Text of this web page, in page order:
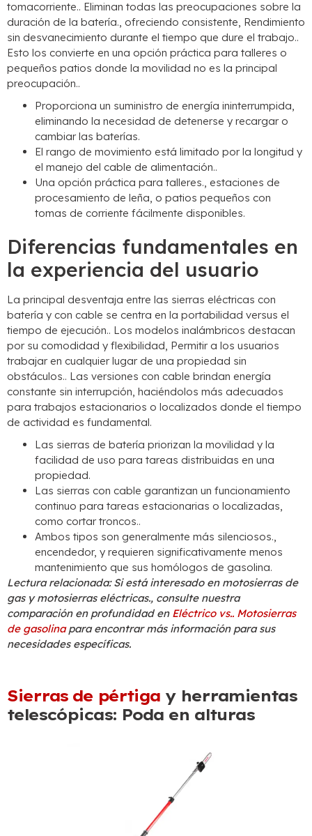
tomacorriente.. Eliminan todas las preocupaciones sobre la
duración de la batería., ofreciendo consistente, Rendimiento
sin desvanecimiento durante el tiempo que dure el trabajo..
Esto los convierte en una opción práctica para talleres o
pequeños patios donde la movilidad no es la principal
preocupación..
Proporciona un suministro de energía ininterrumpida,
eliminando la necesidad de detenerse y recargar o
cambiar las baterías.
El rango de movimiento está limitado por la longitud y
el manejo del cable de alimentación..
Una opción práctica para talleres., estaciones de
procesamiento de leña, o patios pequeños con
tomas de corriente fácilmente disponibles.
Diferencias fundamentales en
la experiencia del usuario
La principal desventaja entre las sierras eléctricas con
batería y con cable se centra en la portabilidad versus el
tiempo de ejecución.. Los modelos inalámbricos destacan
por su comodidad y flexibilidad, Permitir a los usuarios
trabajar en cualquier lugar de una propiedad sin
obstáculos.. Las versiones con cable brindan energía
constante sin interrupción, haciéndolos más adecuados
para trabajos estacionarios o localizados donde el tiempo
de actividad es fundamental.
Las sierras de batería priorizan la movilidad y la
facilidad de uso para tareas distribuidas en una
propiedad.
Las sierras con cable garantizan un funcionamiento
continuo para tareas estacionarias o localizadas,
como cortar troncos..
Ambos tipos son generalmente más silenciosos.,
encendedor, y requieren significativamente menos
mantenimiento que sus homólogos de gasolina.
Lectura relacionada: Si está interesado en motosierras de
gas y motosierras eléctricas., consulte nuestra
comparación en profundidad en Eléctrico vs.. Motosierras
de gasolinapara encontrar más información para sus
necesidades específicas.
Sierras de pértiga y herramientas
telescópicas: Poda en alturas